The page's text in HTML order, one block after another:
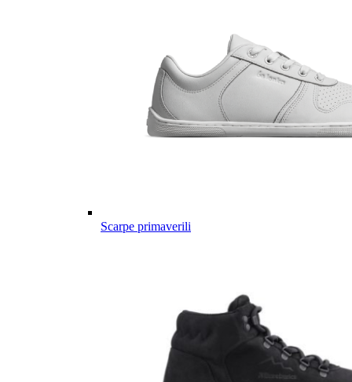
Scarpe primaverili